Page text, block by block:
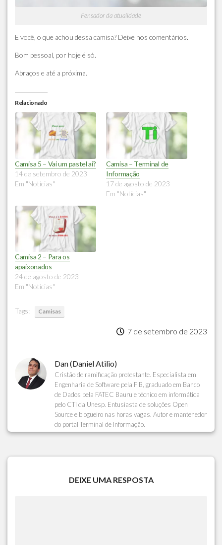
Pensador da atualidade
E você, o que achou dessa camisa? Deixe nos comentários.
Bom pessoal, por hoje é só.
Abraços e até a próxima.
Relacionado
Camisa 5 – Vai um pastel ai?
14 de setembro de 2023
Em "Notícias"
Camisa – Terminal de
Informação
17 de agosto de 2023
Em "Notícias"
Camisa 2 – Para os
apaixonados
24 de agosto de 2023
Em "Notícias"
Tags: Camisas
7 de setembro de 2023
Dan (Daniel Atilio)
Cristão de ramificação protestante. Especialista em
Engenharia de Software pela FIB, graduado em Banco
de Dados pela FATEC Bauru e técnico em informática
pelo CTI da Unesp. Entusiasta de soluções Open
Source e blogueiro nas horas vagas. Autor e mantenedor
do portal Terminal de Informação.
DEIXE UMA RESPOSTA